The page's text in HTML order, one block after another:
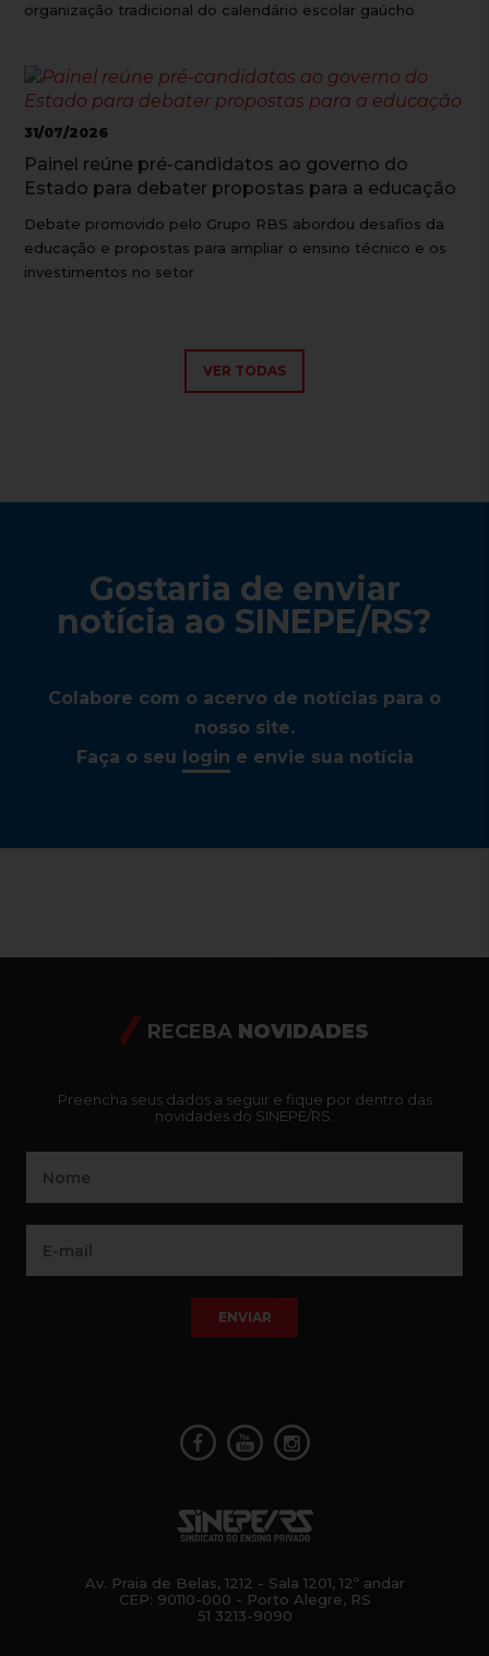
organização tradicional do calendário escolar gaúcho
31/07/2026
Painel reúne pré-candidatos ao governo do
Estado para debater propostas para a educação
Debate promovido pelo Grupo RBS abordou desafios da
educação e propostas para ampliar o ensino técnico e os
investimentos no setor
VER TODAS
Gostaria de enviar
notícia ao SINEPE/RS?
Colabore com o acervo de notícias para o
nosso site.
Faça o seu login e envie sua notícia
RECEBA NOVIDADES
Preencha seus dados a seguir e fique por dentro das
novidades do SINEPE/RS:
ENVIAR
Av. Praia de Belas, 1212 - Sala 1201, 12º andar
CEP: 90110-000 - Porto Alegre, RS
51 3213-9090